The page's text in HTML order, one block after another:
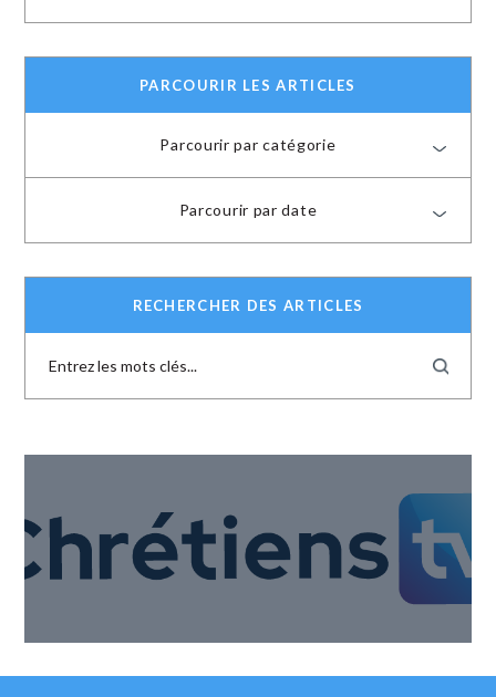
PARCOURIR LES ARTICLES
Parcourir par catégorie
Parcourir par date
RECHERCHER DES ARTICLES